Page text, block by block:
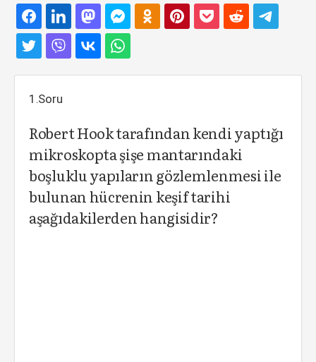
1.Soru
Robert Hook tarafından kendi yaptığı
mikroskopta şişe mantarındaki
boşluklu yapıların gözlemlenmesi ile
bulunan hücrenin keşif tarihi
aşağıdakilerden hangisidir?